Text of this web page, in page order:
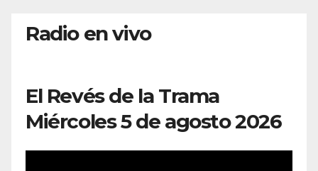
Radio en vivo
El Revés de la Trama
Miércoles 5 de agosto 2026